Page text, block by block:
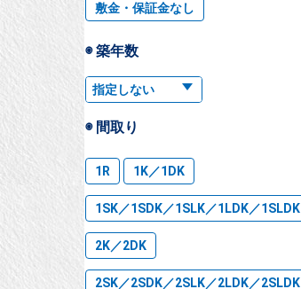
敷金・保証金なし
◉ 築年数
◉ 間取り
1R 1K／1DK
1SK／1SDK／1SLK／1LDK／1SLDK
2K／2DK
2SK／2SDK／2SLK／2LDK／2SLDK